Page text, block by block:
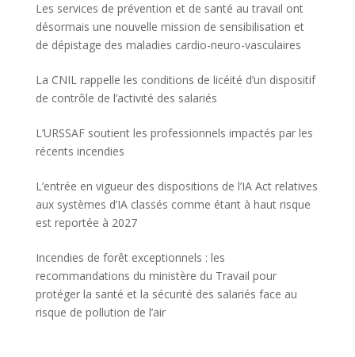
Les services de prévention et de santé au travail ont
désormais une nouvelle mission de sensibilisation et
de dépistage des maladies cardio-neuro-vasculaires
La CNIL rappelle les conditions de licéité d’un dispositif
de contrôle de l’activité des salariés
L’URSSAF soutient les professionnels impactés par les
récents incendies
L’entrée en vigueur des dispositions de l’IA Act relatives
aux systèmes d’IA classés comme étant à haut risque
est reportée à 2027
Incendies de forêt exceptionnels : les
recommandations du ministère du Travail pour
protéger la santé et la sécurité des salariés face au
risque de pollution de l’air